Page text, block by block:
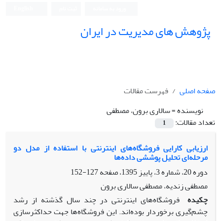
پژوهش های مدیریت در ایران
صفحه اصلی
فهرست مقالات
نویسنده =سالاری برون، مصطفی
تعداد مقالات:
1
ارزیابی کارایی فروشگاه‌های اینترنتی با استفاده از مدل دو
مرحله‌ای تحلیل پوششی داده‌ها
دوره 20، شماره 3، پاییز 1395، صفحه
127-152
مصطفی زندیه، مصطفی سالاری برون
چکیده فروشگاه‌های اینترنتی در چند سال گذشته از رشد
چشم‌گیری برخوردار بوده‌اند. این فروشگاه‌ها جهت حداکثرسازی